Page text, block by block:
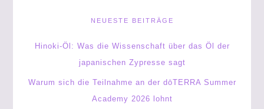
NEUESTE BEITRÄGE
Hinoki-Öl: Was die Wissenschaft über das Öl der
japanischen Zypresse sagt
Warum sich die Teilnahme an der dōTERRA Summer
Academy 2026 lohnt